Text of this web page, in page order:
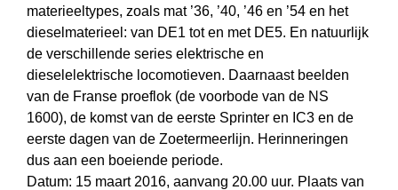
materieeltypes, zoals mat ’36, ’40, ’46 en ’54 en het
dieselmaterieel: van DE1 tot en met DE5. En natuurlijk
de verschillende series elektrische en
dieselelektrische locomotieven. Daarnaast beelden
van de Franse proeflok (de voorbode van de NS
1600), de komst van de eerste Sprinter en IC3 en de
eerste dagen van de Zoetermeerlijn. Herinneringen
dus aan een boeiende periode.
Datum: 15 maart 2016, aanvang 20.00 uur. Plaats van